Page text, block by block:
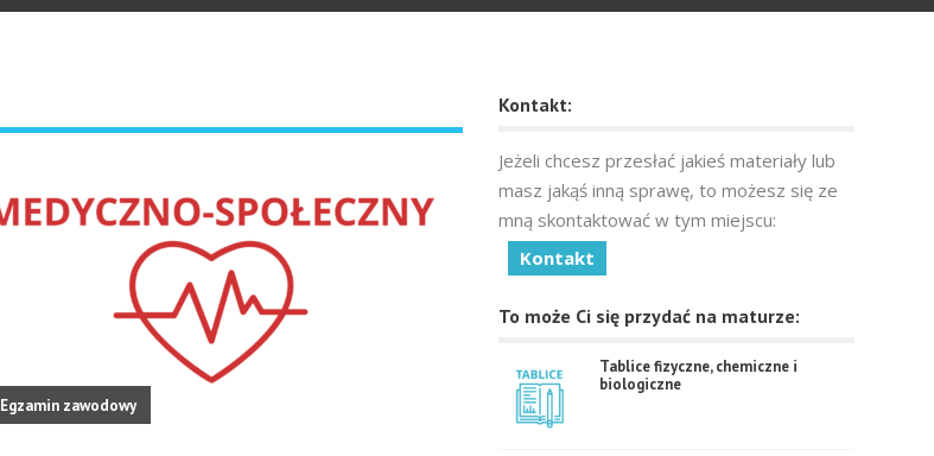
Egzamin zawodowy
Kontakt:
Jeżeli chcesz przesłać jakieś materiały lub
masz jakąś inną sprawę, to możesz się ze
mną skontaktować w tym miejscu:
Kontakt
To może Ci się przydać na maturze:
Tablice fizyczne, chemiczne i
biologiczne